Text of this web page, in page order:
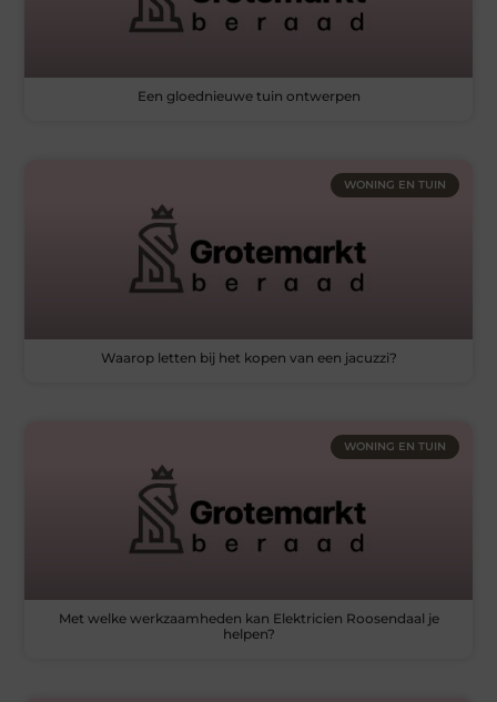
Een gloednieuwe tuin ontwerpen
WONING EN TUIN
Waarop letten bij het kopen van een jacuzzi?
WONING EN TUIN
Met welke werkzaamheden kan Elektricien Roosendaal je
helpen?